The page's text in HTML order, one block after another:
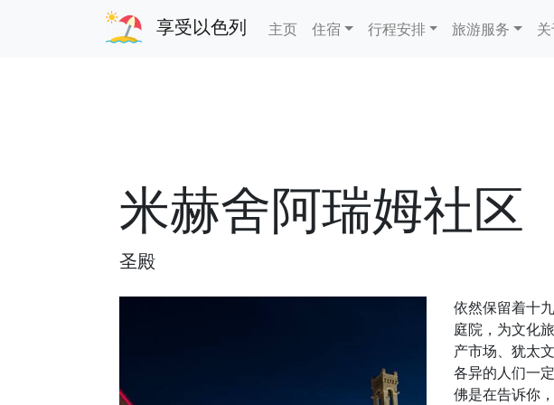
享受以色列 主页 住宿 行程安排 旅游服务
米赫舍阿瑞姆社区
圣殿
依然保留着十
庭院，为文化
产市场、犹太
各异的人们一
佛是在告诉你